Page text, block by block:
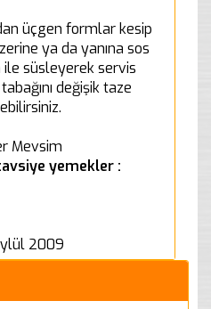
üçgen formlar kesip
ya da yanına sos
süsleyerek servis
değişik taze
Mevsim
yemekler :
2009